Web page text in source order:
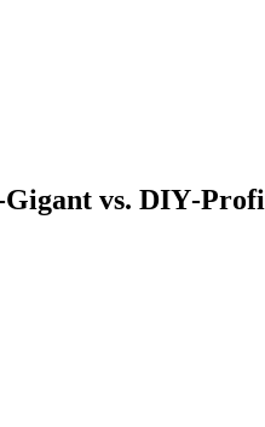
vs. DIY‑Profi